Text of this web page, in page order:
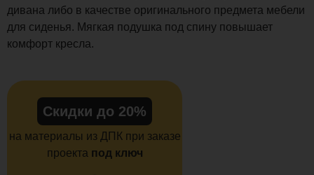
дивана либо в качестве оригинального предмета мебели
для сиденья. Мягкая подушка под спину повышает
комфорт кресла.
Скидки до 20%
на материалы из ДПК при заказе
проекта под ключ